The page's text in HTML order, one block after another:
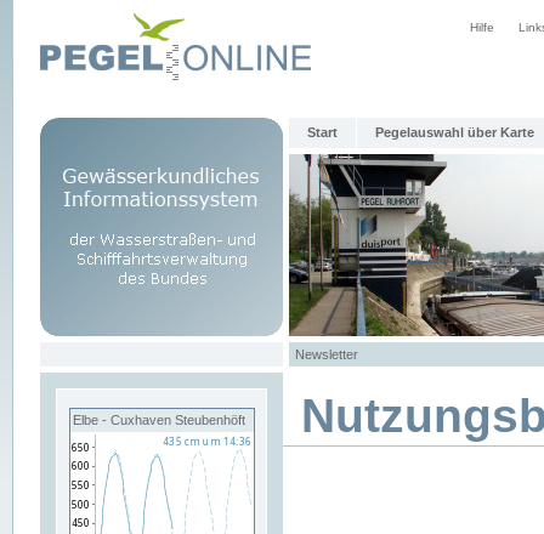
Hilfe
Start Pegelauswahl über Karte
Newsletter
Elbe - Cuxhaven Steubenhöft